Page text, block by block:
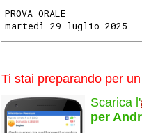
PROVA ORALE
martedì 29 luglio 2025
Ti stai preparando per
Scarica l'
per